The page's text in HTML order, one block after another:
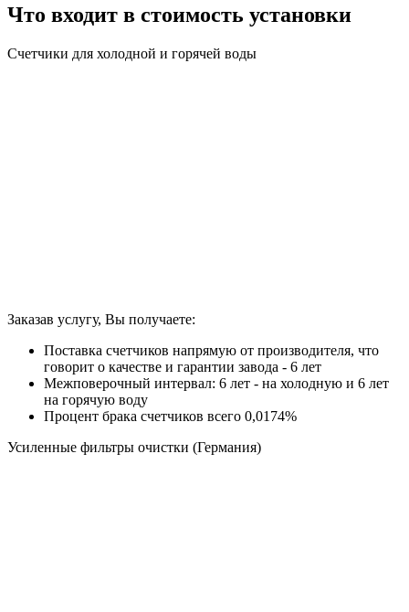
Что входит в стоимость установки
Счетчики для холодной и горячей воды
Заказав услугу, Вы получаете:
Поставка счетчиков напрямую от производителя, что
говорит о качестве и гарантии завода - 6 лет
Межповерочный интервал: 6 лет - на холодную и 6 лет
на горячую воду
Процент брака счетчиков всего 0,0174%
Усиленные фильтры очистки (Германия)